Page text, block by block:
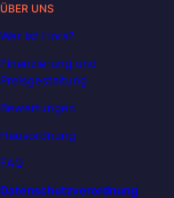
ÜBER UNS
Wer ist Liora?
Finanzierung und
Preisgestaltung
Bewertungen
Hausordnung
FAQ
Datenschutzverordnung